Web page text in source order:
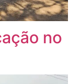
no